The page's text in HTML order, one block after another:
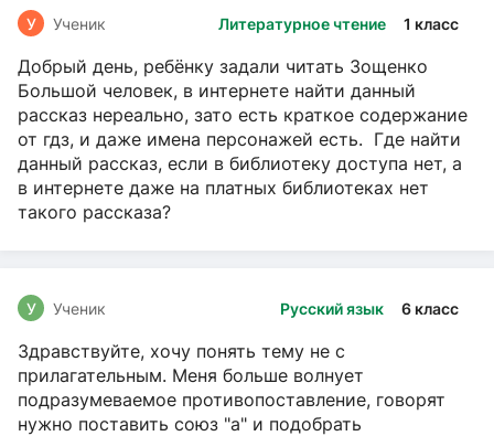
Литературное чтение 1 класс
У Ученик
Добрый день, ребёнку задали читать Зощенко
Большой человек, в интернете найти данный
рассказ нереально, зато есть краткое содержание
от гдз, и даже имена персонажей есть. Где найти
данный рассказ, если в библиотеку доступа нет, а
в интернете даже на платных библиотеках нет
такого рассказа?
Русский язык 6 класс
У Ученик
Здравствуйте, хочу понять тему не с
прилагательным. Меня больше волнует
подразумеваемое противопоставление, говорят
нужно поставить союз "а" и подобрать